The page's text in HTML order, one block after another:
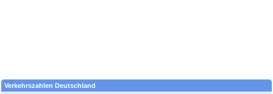
Verkehrszahlen Deutschland